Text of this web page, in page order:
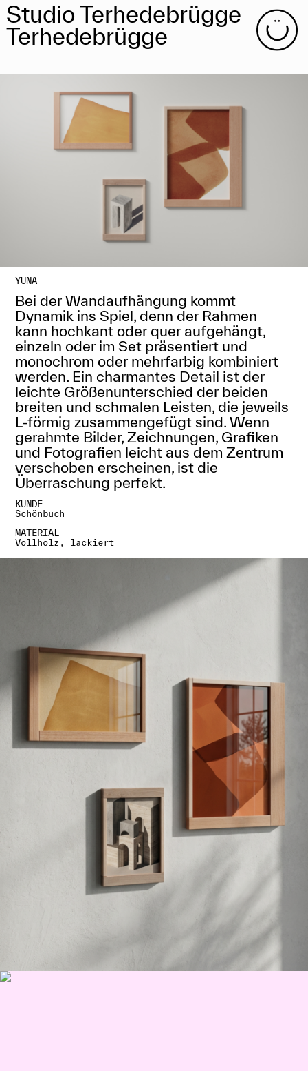
Studio Terhedebrügge
Terhedebrügge
YUNA
Bei der Wandaufhängung kommt
Dynamik ins Spiel, denn der Rahmen
kann hochkant oder quer aufgehängt,
einzeln oder im Set präsentiert und
monochrom oder mehrfarbig kombiniert
werden. Ein charmantes Detail ist der
leichte Größenunterschied der beiden
breiten und schmalen Leisten, die jeweils
L-förmig zusammengefügt sind. Wenn
gerahmte Bilder, Zeichnungen, Grafiken
und Fotografien leicht aus dem Zentrum
verschoben erscheinen, ist die
Überraschung perfekt.
KUNDE
Schönbuch
MATERIAL
Vollholz, lackiert